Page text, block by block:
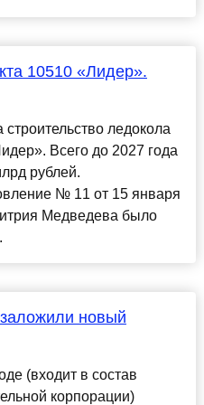
10510 «Лидер».
ледокола
Всего до 2027 года
рублей.
№ 11 от 15 января
Медведева было
новый
(входит в состав
корпорации)